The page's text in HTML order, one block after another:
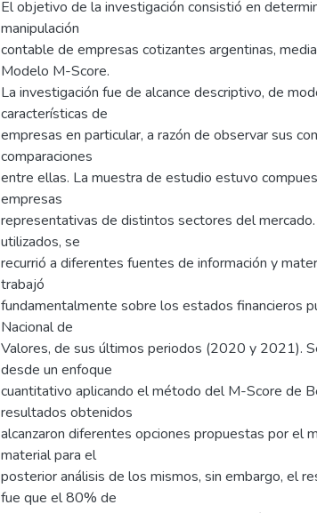
El objetivo de la investigación consistió en
manipulación
contable de empresas cotizantes argentinas,
Modelo M-Score.
La investigación fue de alcance descriptivo, de
características de
empresas en particular, a razón de observar sus
comparaciones
entre ellas. La muestra de estudio estuvo
empresas
representativas de distintos sectores del
utilizados, se
recurrió a diferentes fuentes de información y
trabajó
fundamentalmente sobre los estados financieros
Nacional de
Valores, de sus últimos periodos (2020 y 2021).
desde un enfoque
cuantitativo aplicando el método del M-Score de
resultados obtenidos
alcanzaron diferentes opciones propuestas por el
material para el
posterior análisis de los mismos, sin embargo, el
fue que el 80% de